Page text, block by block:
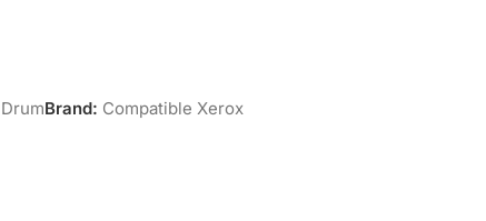
DrumBrand: Compatible Xerox